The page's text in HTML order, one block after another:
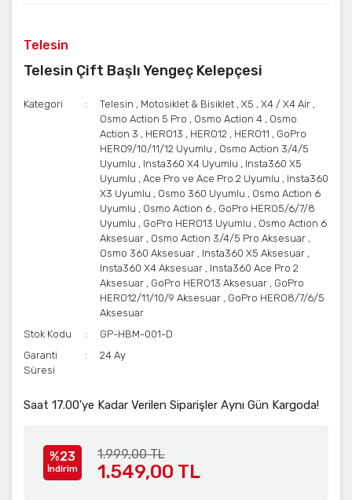
Telesin
Telesin Çift Başlı Yengeç Kelepçesi
Kategori Telesin , Motosiklet & Bisiklet , X5 , X4 / X4 Air ,
Osmo Action 5 Pro , Osmo Action 4 , Osmo
Action 3 , HERO13 , HERO12 , HERO11 , GoPro
HERO9/10/11/12 Uyumlu , Osmo Action 3/4/5
Uyumlu , Insta360 X4 Uyumlu , Insta360 X5
Uyumlu , Ace Pro ve Ace Pro 2 Uyumlu , Insta360
X3 Uyumlu , Osmo 360 Uyumlu , Osmo Action 6
Uyumlu , Osmo Action 6 , GoPro HERO5/6/7/8
Uyumlu , GoPro HERO13 Uyumlu , Osmo Action 6
Aksesuar , Osmo Action 3/4/5 Pro Aksesuar ,
Osmo 360 Aksesuar , Insta360 X5 Aksesuar ,
Insta360 X4 Aksesuar , Insta360 Ace Pro 2
Aksesuar , GoPro HERO13 Aksesuar , GoPro
HERO12/11/10/9 Aksesuar , GoPro HERO8/7/6/5
Aksesuar
Stok Kodu
GP-HBM-001-D
Garanti
Süresi
24 Ay
Saat 17.00'ye Kadar Verilen Siparişler Aynı Gün Kargoda!
%23
İndirim
1.999,00 TL
1.549,00 TL